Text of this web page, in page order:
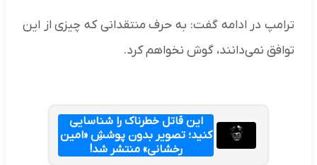
ترامپ در ادامه گفت: به حرف منتقدانی که چیزی از این
توافق نمی‌دانند، گوش نخواهم کرد.
این قاتل خطرناک را شناسایی
کنید؛ تصویر بدون پوششِ «امین
رخشانی» منتشر شد!